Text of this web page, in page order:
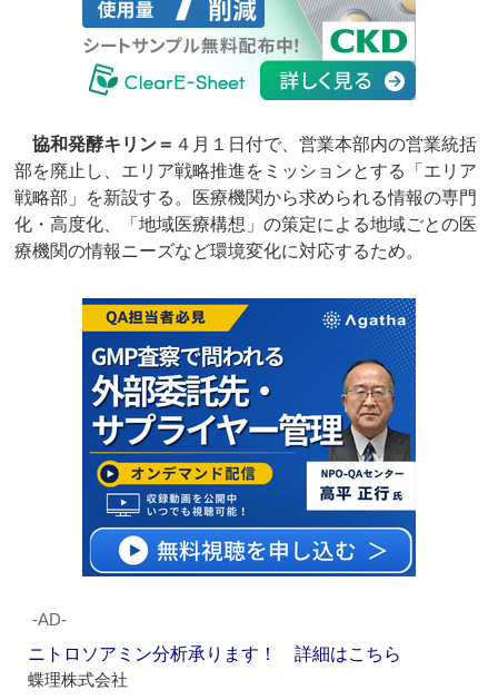
協和発酵キリン＝ ４月１日付で、営業本部内の営業統括
部を廃止し、エリア戦略推進をミッションとする「エリア
戦略部」を新設する。医療機関から求められる情報の専門
化・高度化、「地域医療構想」の策定による地域ごとの医
療機関の情報ニーズなど環境変化に対応するため。
‐AD‐
ニトロソアミン分析承ります！ 詳細はこちら
蝶理株式会社